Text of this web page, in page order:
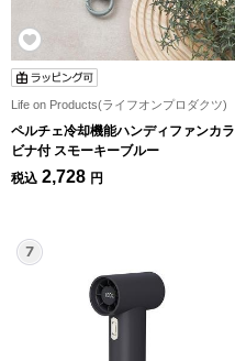
Life on Products(ライフオンプロダクツ)
ペルチェ冷却機能ハンディファンカラ
ビナ付 スモーキーブルー
税込 2,728 円